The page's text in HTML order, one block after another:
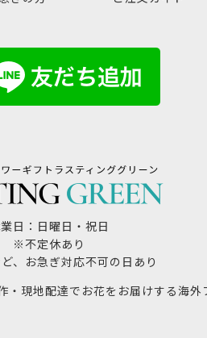
日：日曜日・祝日
※不定休あり
、お急ぎ対応不可の日あり
現地配達でお花をお届けする海外